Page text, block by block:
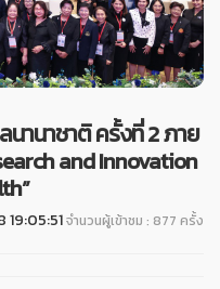
นานาชาติ ครั้งที่ 2 ภาย
and Innovation
19:05:51จำนวนผู้เข้าชม : 877 ครั้ง